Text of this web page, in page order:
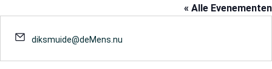
« Alle Evenementen
E-
diksmuide@deMens.nu